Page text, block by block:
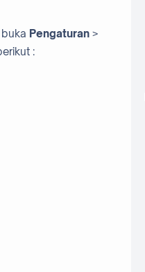
Pengaturan>
: